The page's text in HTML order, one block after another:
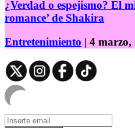
¿Verdad o espejismo? El
romance’ de Shakira
Entretenimiento | 4 marzo,